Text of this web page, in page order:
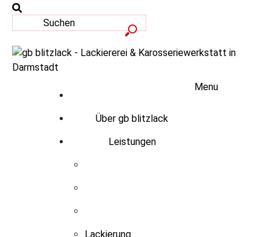
Über gb blitzlack
Leistungen
Lackierung
Menu